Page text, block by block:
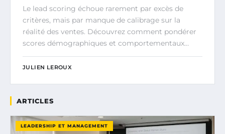
Le lead scoring échoue rarement par excès de
critères, mais par manque de calibrage sur la
réalité des ventes. Découvrez comment pondérer
scores démographiques et comportementaux…
JULIEN LEROUX
ARTICLES
LEADERSHIP ET MANAGEMENT